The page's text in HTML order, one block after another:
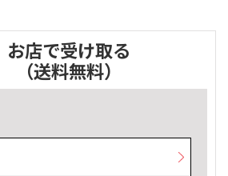
お店で受け取る
（送料無料）